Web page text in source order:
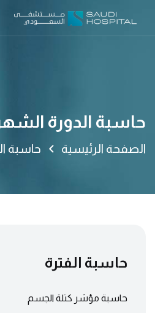
حاسبة الدورة
الصفحة الرئيسية حاسبة
حاسبة الفترة
حاسبة مؤشر كتلة الجسم